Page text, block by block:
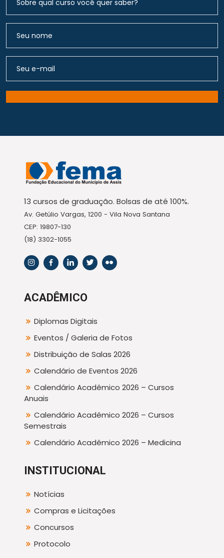
13 cursos de graduação. Bolsas de até 100%.
Av. Getúlio Vargas, 1200 - Vila Nova Santana
CEP: 19807-130
(18) 3302-1055
ACADÊMICO
Diplomas Digitais
Eventos / Galeria de Fotos
Distribuição de Salas 2026
Calendário de Eventos 2026
Calendário Acadêmico 2026 – Cursos
Anuais
Calendário Acadêmico 2026 – Cursos
Semestrais
Calendário Acadêmico 2026 – Medicina
INSTITUCIONAL
Notícias
Compras e Licitações
Concursos
Protocolo